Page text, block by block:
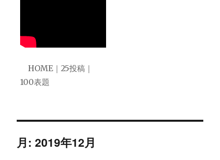
HOME ｜25投稿 ｜
100表題
月:2019年12月